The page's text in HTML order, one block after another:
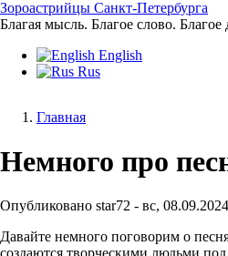
Перейти
к
содержанию
Зороастрийцы Санкт-Петербурга
Благая мысль. Благое слово. Благое
English
Rus
навигации
Главная
Немного про
Опубликовано star72 - вс,
Давайте немного поговорим о
создаются творческими людьми